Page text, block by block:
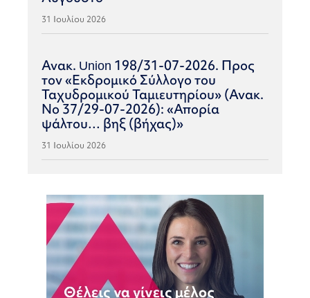
31 Ιουλίου 2026
Ανακ. Union 198/31-07-2026. Προς
τον «Εκδρομικό Σύλλογο του
Ταχυδρομικού Ταμιευτηρίου» (Ανακ.
Νο 37/29-07-2026): «Απορία
ψάλτου… βηξ (βήχας)»
31 Ιουλίου 2026